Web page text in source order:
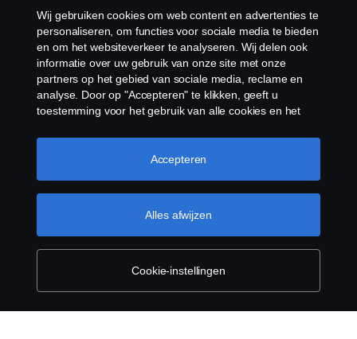
Cookiebeleid
Cookies
Voorbehouden. Scania Nederland B.V. Postbus
9598 4801 LN, Spinveld 57, 4815 HV Breda / T +31
(0)76-5254 000 KvK-nummer: 27136821
Wij gebruiken cookies om web content en advertenties te
personaliseren, om functies voor sociale media te bieden
en om het websiteverkeer te analyseren. Wij delen ook
informatie over uw gebruik van onze site met onze
partners op het gebied van sociale media, reclame en
analyse. Door op "Accepteren" te klikken, geeft u
toestemming voor het gebruik van alle cookies en het
door op "Cookie Instellingen" te klikken en de
categorieën te selecteren die u wilt accepteren. Voor een
Meer informatie over uw privacy
Cookie-instellingen
Alles afwijzen
Accepteren